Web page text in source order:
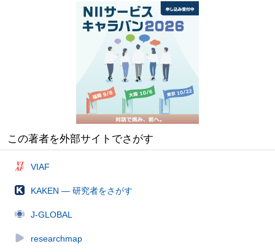
この著者を外部サイトでさがす
VIAF
KAKEN — 研究者をさがす
J-GLOBAL
researchmap